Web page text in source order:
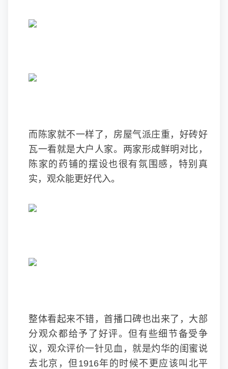
而陈家就不一样了，房屋气派庄重，好砖好
瓦一看就是大户人家。两家形成鲜明对比，
陈家的药铺的摆设也很有氛围感，特别真
实，观众能更好代入。
整体看起来不错，首播口碑也出来了，大部
分观众都给予了好评。但有些细节备受争
议，观众评价一针见血，就是灼华的闺蜜说
去北京，但1916年的时候不更应该叫北平